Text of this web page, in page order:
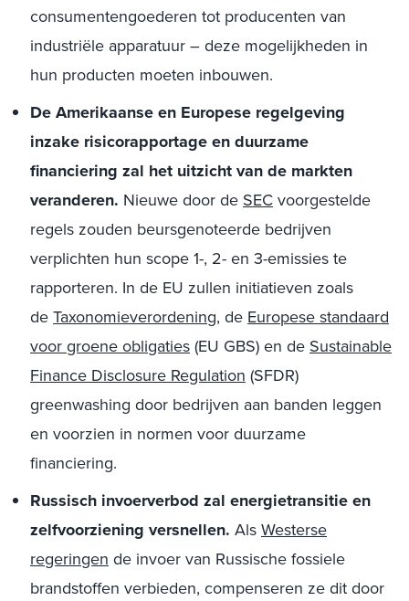
consumentengoederen tot producenten van
industriële apparatuur – deze mogelijkheden in
hun producten moeten inbouwen.
De Amerikaanse en Europese regelgeving
inzake risicorapportage en duurzame
financiering zal het uitzicht van de markten
veranderen. Nieuwe door de SECvoorgestelde
regels zouden beursgenoteerde bedrijven
verplichten hun scope 1-, 2- en 3-emissies te
rapporteren. In de EU zullen initiatieven zoals
deTaxonomieverordening, de Europese standaard
voor groene obligaties(EU GBS) en de Sustainable
Finance Disclosure Regulation (SFDR)
greenwashing door bedrijven aan banden leggen
en voorzien in normen voor duurzame
financiering.
Russisch invoerverbod zal energietransitie en
zelfvoorziening versnellen. AlsWesterse
regeringen de invoer van Russische fossiele
brandstoffen verbieden, compenseren ze dit door